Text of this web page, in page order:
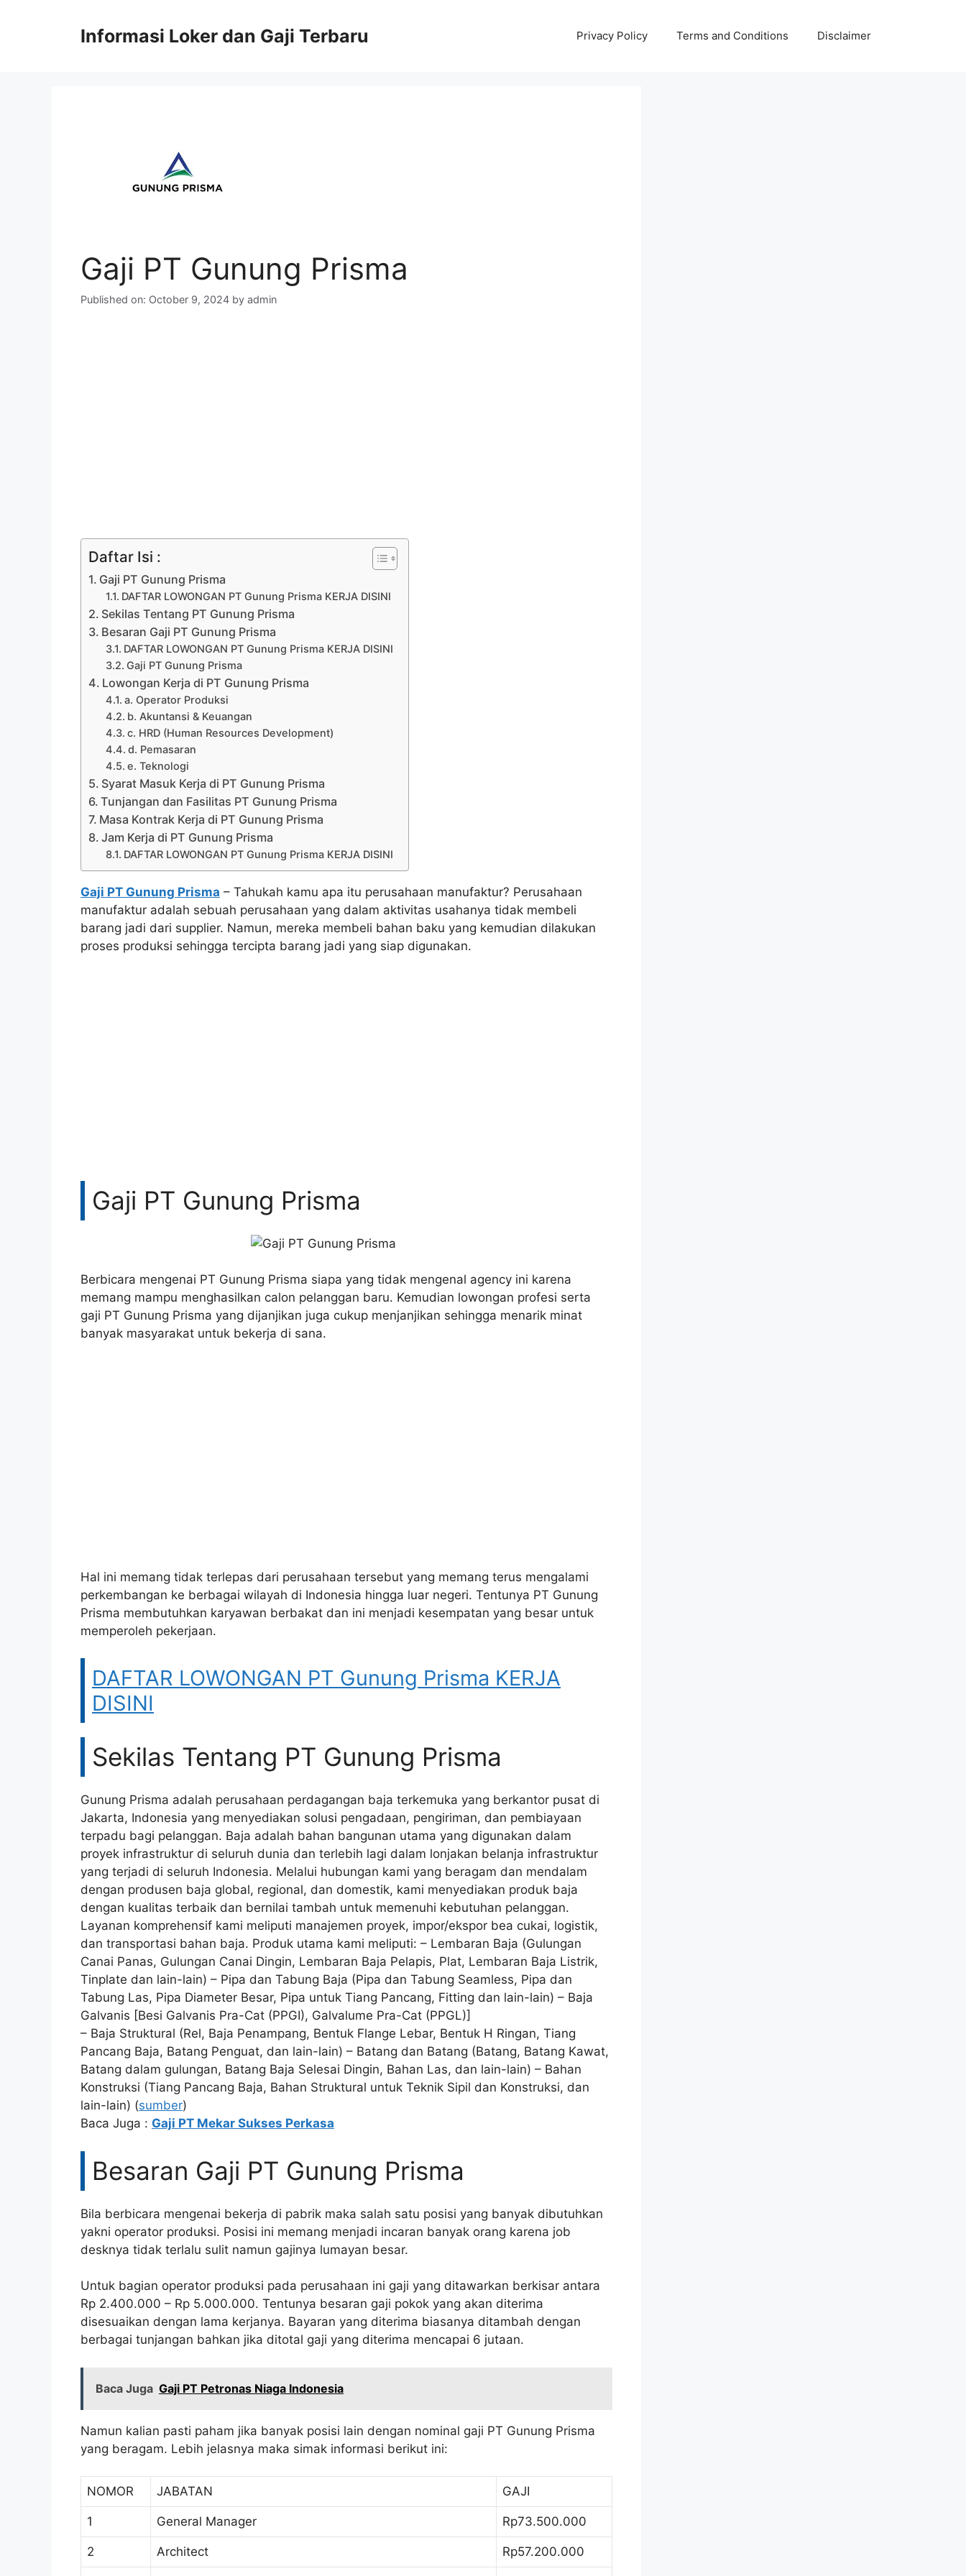
Informasi Loker dan Gaji Terbaru Privacy Policy Terms and Conditions Disclaimer
Gaji PT Gunung Prisma
Published on: October 9, 2024 by admin
Daftar Isi :
Gaji PT Gunung Prisma
DAFTAR LOWONGAN PT Gunung Prisma KERJA DISINI
Sekilas Tentang PT Gunung Prisma
Besaran Gaji PT Gunung Prisma
DAFTAR LOWONGAN PT Gunung Prisma KERJA DISINI
Gaji PT Gunung Prisma
Lowongan Kerja di PT Gunung Prisma
a. Operator Produksi
b. Akuntansi & Keuangan
c. HRD (Human Resources Development)
d. Pemasaran
e. Teknologi
Syarat Masuk Kerja di PT Gunung Prisma
Tunjangan dan Fasilitas PT Gunung Prisma
Masa Kontrak Kerja di PT Gunung Prisma
Jam Kerja di PT Gunung Prisma
DAFTAR LOWONGAN PT Gunung Prisma KERJA DISINI
Gaji PT Gunung Prisma – Tahukah kamu apa itu perusahaan manufaktur? Perusahaan
manufaktur adalah sebuah perusahaan yang dalam aktivitas usahanya tidak membeli
barang jadi dari supplier. Namun, mereka membeli bahan baku yang kemudian dilakukan
proses produksi sehingga tercipta barang jadi yang siap digunakan.
Gaji PT Gunung Prisma
Berbicara mengenai PT Gunung Prisma siapa yang tidak mengenal agency ini karena
memang mampu menghasilkan calon pelanggan baru. Kemudian lowongan profesi serta
gaji PT Gunung Prisma yang dijanjikan juga cukup menjanjikan sehingga menarik minat
banyak masyarakat untuk bekerja di sana.
Hal ini memang tidak terlepas dari perusahaan tersebut yang memang terus mengalami
perkembangan ke berbagai wilayah di Indonesia hingga luar negeri. Tentunya PT Gunung
Prisma membutuhkan karyawan berbakat dan ini menjadi kesempatan yang besar untuk
memperoleh pekerjaan.
DAFTAR LOWONGAN PT Gunung Prisma KERJA
DISINI
Sekilas Tentang PT Gunung Prisma
Gunung Prisma adalah perusahaan perdagangan baja terkemuka yang berkantor pusat di
Jakarta, Indonesia yang menyediakan solusi pengadaan, pengiriman, dan pembiayaan
terpadu bagi pelanggan. Baja adalah bahan bangunan utama yang digunakan dalam
proyek infrastruktur di seluruh dunia dan terlebih lagi dalam lonjakan belanja infrastruktur
yang terjadi di seluruh Indonesia. Melalui hubungan kami yang beragam dan mendalam
dengan produsen baja global, regional, dan domestik, kami menyediakan produk baja
dengan kualitas terbaik dan bernilai tambah untuk memenuhi kebutuhan pelanggan.
Layanan komprehensif kami meliputi manajemen proyek, impor/ekspor bea cukai, logistik,
dan transportasi bahan baja. Produk utama kami meliputi: – Lembaran Baja (Gulungan
Canai Panas, Gulungan Canai Dingin, Lembaran Baja Pelapis, Plat, Lembaran Baja Listrik,
Tinplate dan lain-lain) – Pipa dan Tabung Baja (Pipa dan Tabung Seamless, Pipa dan
Tabung Las, Pipa Diameter Besar, Pipa untuk Tiang Pancang, Fitting dan lain-lain) – Baja
Galvanis [Besi Galvanis Pra-Cat (PPGI), Galvalume Pra-Cat (PPGL)]
– Baja Struktural (Rel, Baja Penampang, Bentuk Flange Lebar, Bentuk H Ringan, Tiang
Pancang Baja, Batang Penguat, dan lain-lain) – Batang dan Batang (Batang, Batang Kawat,
Batang dalam gulungan, Batang Baja Selesai Dingin, Bahan Las, dan lain-lain) – Bahan
Konstruksi (Tiang Pancang Baja, Bahan Struktural untuk Teknik Sipil dan Konstruksi, dan
lain-lain) (sumber)
Baca Juga : Gaji PT Mekar Sukses Perkasa
Besaran Gaji PT Gunung Prisma
Bila berbicara mengenai bekerja di pabrik maka salah satu posisi yang banyak dibutuhkan
yakni operator produksi. Posisi ini memang menjadi incaran banyak orang karena job
desknya tidak terlalu sulit namun gajinya lumayan besar.
Untuk bagian operator produksi pada perusahaan ini gaji yang ditawarkan berkisar antara
Rp 2.400.000 – Rp 5.000.000. Tentunya besaran gaji pokok yang akan diterima
disesuaikan dengan lama kerjanya. Bayaran yang diterima biasanya ditambah dengan
berbagai tunjangan bahkan jika ditotal gaji yang diterima mencapai 6 jutaan.
Baca Juga Gaji PT Petronas Niaga Indonesia
Namun kalian pasti paham jika banyak posisi lain dengan nominal gaji PT Gunung Prisma
yang beragam. Lebih jelasnya maka simak informasi berikut ini:
NOMOR JABATAN GAJI
1 General Manager Rp73.500.000
2 Architect Rp57.200.000